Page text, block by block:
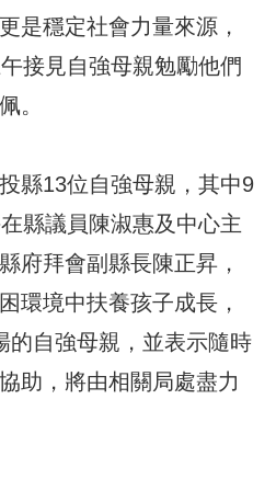
是穩定社會力量來源，
接見自強母親勉勵他們
。
縣13位自強母親，其中9
縣議員陳淑惠及中心主
府拜會副縣長陳正昇，
環境中扶養孩子成長，
的自強母親，並表示隨時
助，將由相關局處盡力